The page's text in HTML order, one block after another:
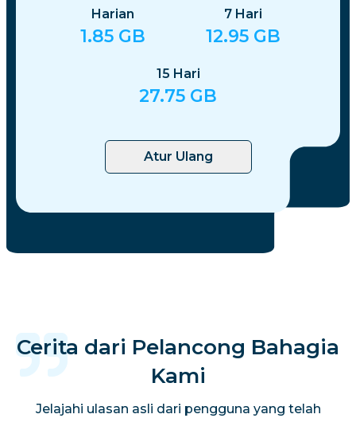
Harian
1.85 GB
7 Hari
12.95 GB
15 Hari
27.75 GB
Atur Ulang
Cerita dari Pelancong Bahagia
Kami
Jelajahi ulasan asli dari pengguna yang telah